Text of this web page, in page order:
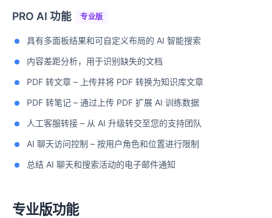
PRO AI 功能 专业版
具有多面板结果和可自定义布局的 AI 智能搜索
内容差距分析，用于识别缺失的文档
PDF 转文章 – 上传并将 PDF 转换为知识库文章
PDF 转笔记 – 通过上传 PDF 扩展 AI 训练数据
人工客服转接 – 从 AI 升级转交至您的支持团队
AI 聊天访问控制 – 按用户角色和位置进行限制
总结 AI 聊天和搜索活动的电子邮件通知
专业版功能